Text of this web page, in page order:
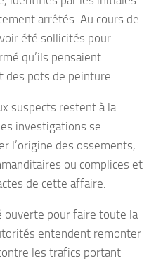
arrêtés. Au cours de
été sollicités pour
qu’ils pensaient
des pots de peinture.
suspects restent à la
investigations se
l’origine des ossements,
ou complices et
de cette affaire.
ouverte pour faire toute la
entendent remonter
les trafics portant